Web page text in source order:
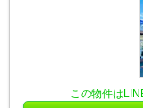
この物件は